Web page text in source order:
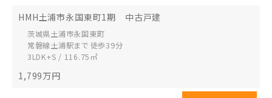
HMH土浦市永国東町1期 中古戸建
茨城県土浦市永国東町
常磐線土浦駅まで 徒歩39分
3LDK+S / 116.75㎡
1,799万円